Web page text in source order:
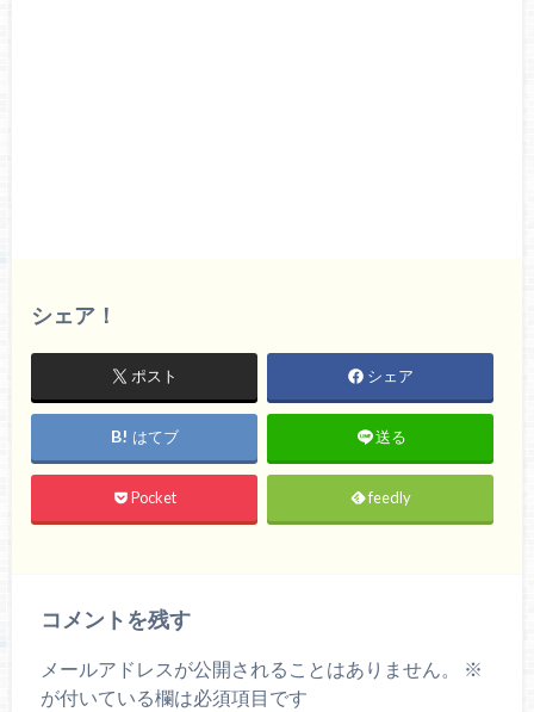
シェア！
ポスト シェア
はてブ 送る
Pocket feedly
コメントを残す
メールアドレスが公開されることはありません。
※
が付いている欄は必須項目です